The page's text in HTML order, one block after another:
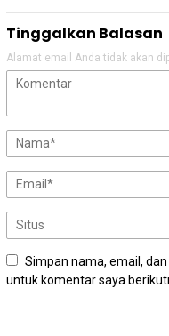
Tinggalkan Balasan
Alamat email Anda tidak akan
Simpan nama, email,
untuk komentar saya